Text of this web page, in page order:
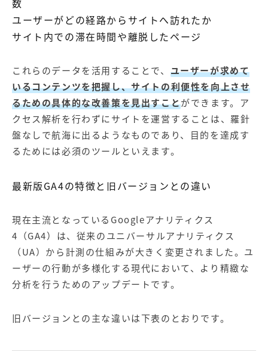
数
ユーザーがどの経路からサイトへ訪れたか
サイト内での滞在時間や離脱したページ
これらのデータを活用することで、 ユーザーが求めて
いるコンテンツを把握し、サイトの利便性を向上させ
るための具体的な改善策を見出すことができます。ア
クセス解析を行わずにサイトを運営することは、羅針
盤なしで航海に出るようなものであり、目的を達成す
るためには必須のツールといえます。
最新版GA4の特徴と旧バージョンとの違い
現在主流となっているGoogleアナリティクス
4（GA4）は、従来のユニバーサルアナリティクス
（UA）から計測の仕組みが大きく変更されました。ユ
ーザーの行動が多様化する現代において、より精緻な
分析を行うためのアップデートです。
旧バージョンとの主な違いは下表のとおりです。